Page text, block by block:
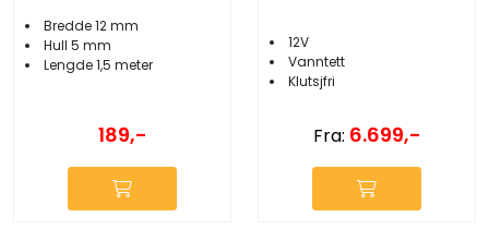
Bredde 12 mm
Hull 5 mm
Lengde 1,5 meter
189,-
12V
Vanntett
Klutsjfri
Fra: 6.699,-